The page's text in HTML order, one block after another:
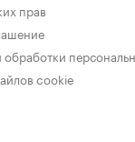
прав
cookie